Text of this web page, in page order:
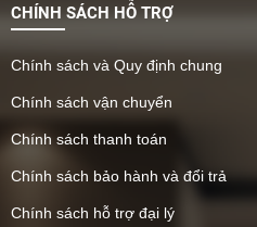
CHÍNH SÁCH HỖ TRỢ
Chính sách và Quy định chung
Chính sách vận chuyển
Chính sách thanh toán
Chính sách bảo hành và đổi trả
Chính sách hỗ trợ đại lý